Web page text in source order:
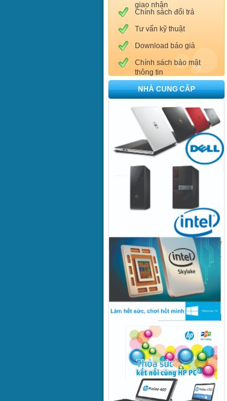
giao nhận
Chính sách đổi trả
Tư vấn kỹ thuật
Download báo giá
Chính sách bảo mật
thông tin
NHÀ CUNG CẤP